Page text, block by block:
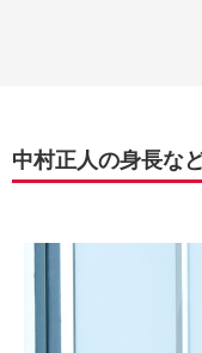
中村正人の身長な